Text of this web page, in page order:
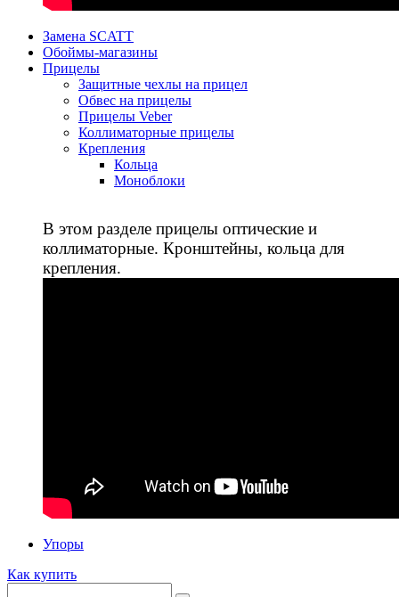
Замена SCATT
Обоймы-магазины
Прицелы
Защитные чехлы на прицел
Обвес на прицелы
Прицелы Veber
Коллиматорные прицелы
Крепления
Кольца
Моноблоки
В этом разделе прицелы оптические и
коллиматорные. Кронштейны, кольца для
крепления.
Упоры
Как купить